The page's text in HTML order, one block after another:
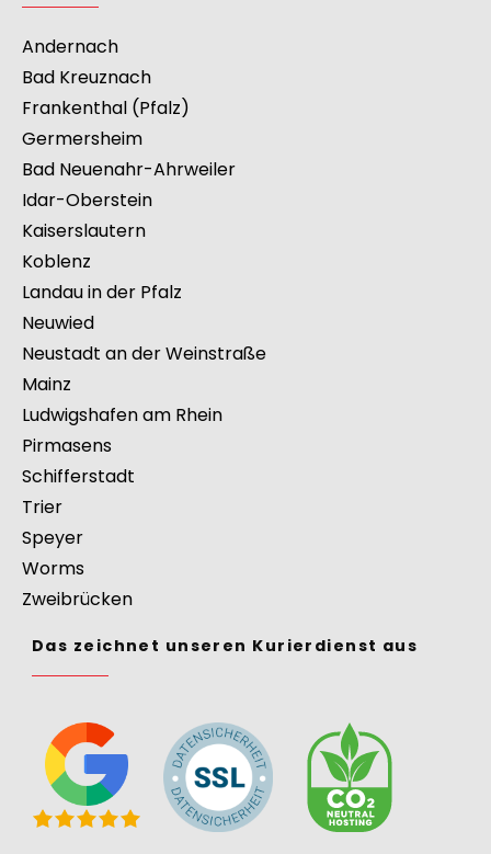
Andernach
Bad Kreuznach
Frankenthal (Pfalz)
Germersheim
Bad Neuenahr-Ahrweiler
Idar-Oberstein
Kaiserslautern
Koblenz
Landau in der Pfalz
Neuwied
Neustadt an der Weinstraße
Mainz
Ludwigshafen am Rhein
Pirmasens
Schifferstadt
Trier
Speyer
Worms
Zweibrücken
Das zeichnet unseren Kurierdienst aus